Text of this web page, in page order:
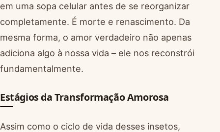
em uma sopa celular antes de se reorganizar
completamente. É morte e renascimento. Da
mesma forma, o amor verdadeiro não apenas
adiciona algo à nossa vida – ele nos reconstrói
fundamentalmente.
Estágios da Transformação Amorosa
Assim como o ciclo de vida desses insetos,